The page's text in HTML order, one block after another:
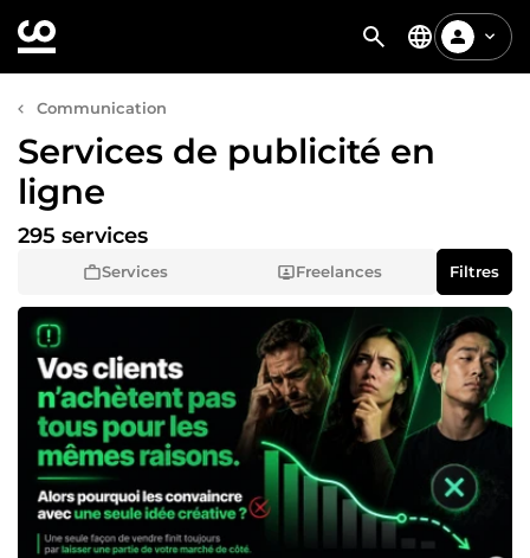
Communication
Services de publicité en
ligne
Services Freelances
295 services
Filtres